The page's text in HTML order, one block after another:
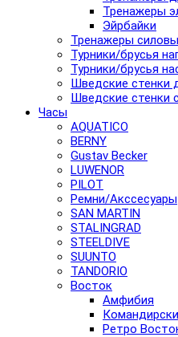
Тренажеры
Эйрбайки
Тренажеры
Турники/брусья
Турники/брусья
Шведские стенки
Шведские стенки
Часы
AQUATICO
BERNY
Gustav Becker
LUWENOR
PILOT
Pемни/Акссесуары
SAN MARTIN
STALINGRAD
STEELDIVE
SUUNTO
TANDORIO
Восток
Амфибия
Ретро